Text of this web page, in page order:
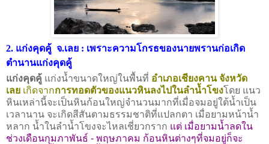
2. แก่งคุดคู้ จ.เลย : เพราะความโกรธของนายพรานก่อเกิด
ตำนานแก่งคุดคู้
แก่งคุดคู้ แก่งน้ำขนาดใหญ่ในพื้นที่ อำเภอเชียงคาน จังหวัด
เลย เกิดจากการทอดตัวของแนวหินลงไปในลำน้ำโขงโดย แนว
หินเหล่านี้จะเป็นหินก้อนใหญ่จำนวนมากที่เมื่อจมอยู่ใต้น้ำเป็น
เวลานาน จะเกิดสีสันตามธรรมชาติที่แปลกตา เมื่อยามหน้าน้ำ
หลาก น้ำในลำน้ำโขงจะไหลเชี่ยวกราก แต่ เมื่อยามน้ำลดใน
ช่วงเดือนกุมภาพันธ์ - พฤษภาคม ก้อนหินต่างๆที่จมอยู่ก็จะ